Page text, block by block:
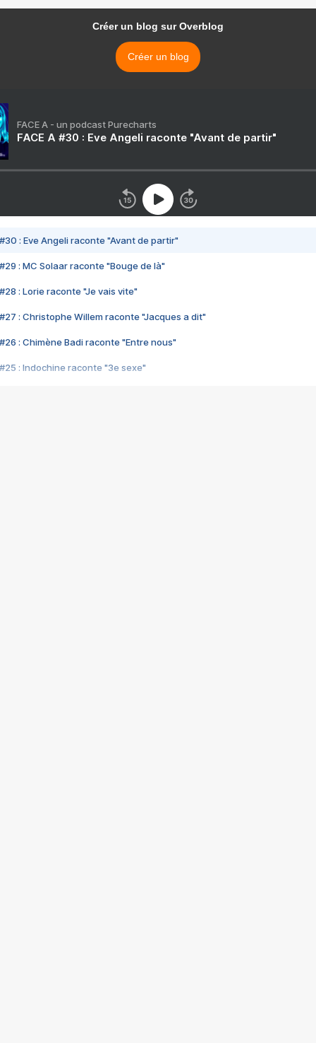
Créer un blog sur Overblog
Créer un blog
FACE A - un podcast Purecharts
FACE A #30 : Eve Angeli raconte "Avant de partir"
#30 : Eve Angeli raconte "Avant de partir"
#29 : MC Solaar raconte "Bouge de là"
#28 : Lorie raconte "Je vais vite"
#27 : Christophe Willem raconte "Jacques a dit"
#26 : Chimène Badi raconte "Entre nous"
#25 : Indochine raconte "3e sexe"